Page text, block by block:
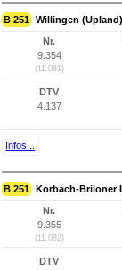
B 251 Willingen
Nr.
9.354
(11.081)
DTV
4.137
Infos...
B 251 Korbach-Briloner
Nr.
9.355
(11.082)
DTV